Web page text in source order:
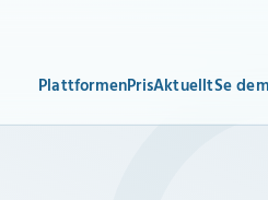
PlattformenPrisAktuelltSe